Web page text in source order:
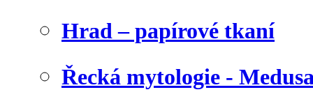
Hrad – papírové tkaní
Řecká mytologie -